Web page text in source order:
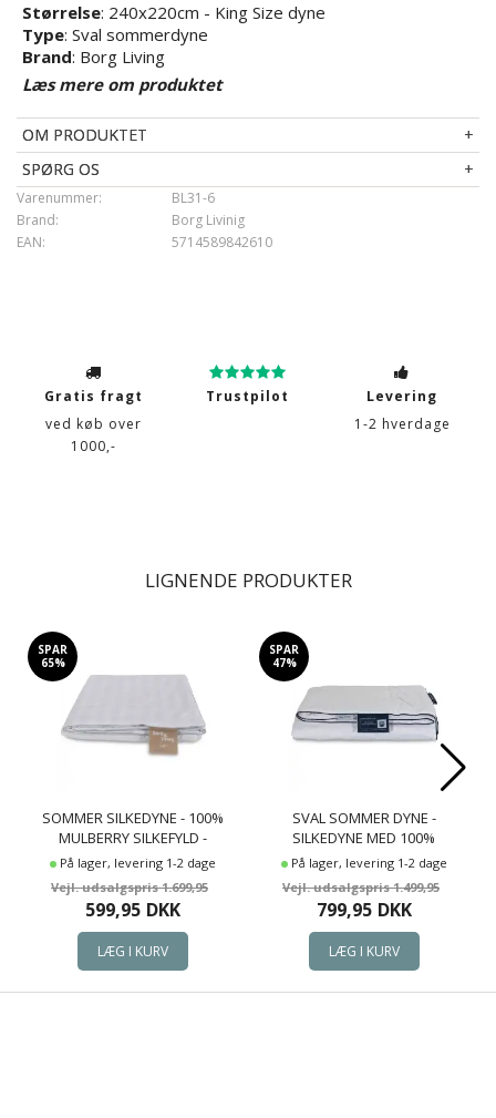
Størrelse: 240x220cm - King Size dyne
Type: Sval sommerdyne
Brand: Borg Living
Fyld : 100% rent Mulberry (morbær) silke
: 150g m2
Fyldvægt: 790g
Bolster: Blødt 100% bomuldssatin 60/60 lækkert og blødt
betræk
Vask: 30°
Tørretumbling
: Nej - Skal ligge tørre
Garanti
Læs mere om produktet
OM PRODUKTET
SPØRG OS
BL31-6
Varenummer:
Borg Livinig
Brand:
5714589842610
EAN:
Gratis fragt
ved køb over
1000,-
Trustpilot
Levering
1-2 hverdage
LIGNENDE PRODUKTER
SPAR
65%
SOMMER SILKEDYNE - 100%
MULBERRY SILKEFYLD -
TEMPERATURREGULERENDE
SOMMERDYNE - 140X220 CM -
BORG LIVING
På lager, levering 1-2 dage
1.699,95
599,95 DKK
SPAR
47%
SVAL SOMMER DYNE -
SILKEDYNE MED 100%
MULBERRY SILKE - 140X200 CM -
NORDIC COMFORT
På lager, levering 1-2 dage
1.499,95
799,95 DKK